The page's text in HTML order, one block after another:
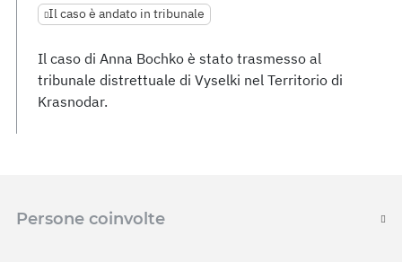
Il caso è andato in tribunale
Il caso di Anna Bochko è stato trasmesso al
tribunale distrettuale di Vyselki nel Territorio di
Krasnodar.
Persone coinvolte